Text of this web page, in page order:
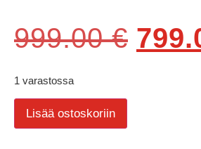
999.00€
1 varastossa
Lisää ostoskoriin